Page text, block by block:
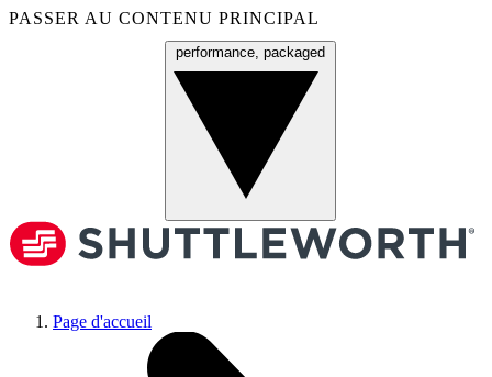
PASSER AU CONTENU PRINCIPAL
performance, packaged
Page d'accueil